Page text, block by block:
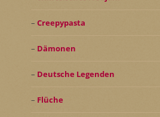
Creepypasta
Dämonen
Deutsche Legenden
Flüche